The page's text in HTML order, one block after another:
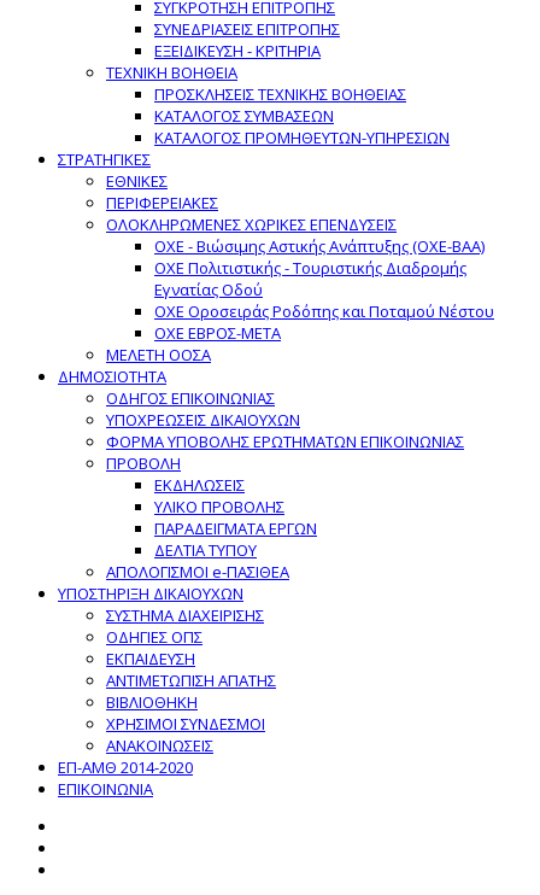
ΣΥΓΚΡΟΤΗΣΗ ΕΠΙΤΡΟΠΗΣ
ΣΥΝΕΔΡΙΑΣΕΙΣ ΕΠΙΤΡΟΠΗΣ
ΕΞΕΙΔΙΚΕΥΣΗ - ΚΡΙΤΗΡΙΑ
ΤΕΧΝΙΚΗ ΒΟΗΘΕΙΑ
ΠΡΟΣΚΛΗΣΕΙΣ ΤΕΧΝΙΚΗΣ ΒΟΗΘΕΙΑΣ
ΚΑΤΑΛΟΓΟΣ ΣΥΜΒΑΣΕΩΝ
ΚΑΤΑΛΟΓΟΣ ΠΡΟΜΗΘΕΥΤΩΝ-ΥΠΗΡΕΣΙΩΝ
ΣΤΡΑΤΗΓΙΚΕΣ
ΕΘΝΙΚΕΣ
ΠΕΡΙΦΕΡΕΙΑΚΕΣ
ΟΛΟΚΛΗΡΩΜΕΝΕΣ ΧΩΡΙΚΕΣ ΕΠΕΝΔΥΣΕΙΣ
ΟΧΕ - Βιώσιμης Αστικής Ανάπτυξης (ΟΧΕ-ΒΑΑ)
ΟΧΕ Πολιτιστικής - Τουριστικής Διαδρομής
Εγνατίας Οδού
ΟΧΕ Οροσειράς Ροδόπης και Ποταμού Νέστου
ΟΧΕ ΕΒΡΟΣ-ΜΕΤΑ
ΜΕΛΕΤΗ ΟΟΣΑ
ΔΗΜΟΣΙΟΤΗΤΑ
ΟΔΗΓΟΣ ΕΠΙΚΟΙΝΩΝΙΑΣ
ΥΠΟΧΡΕΩΣΕΙΣ ΔΙΚΑΙΟΥΧΩΝ
ΦΟΡΜΑ ΥΠΟΒΟΛΗΣ ΕΡΩΤΗΜΑΤΩΝ ΕΠΙΚΟΙΝΩΝΙΑΣ
ΠΡΟΒΟΛΗ
ΕΚΔΗΛΩΣΕΙΣ
ΥΛΙΚΟ ΠΡΟΒΟΛΗΣ
ΠΑΡΑΔΕΙΓΜΑΤΑ ΕΡΓΩΝ
ΔΕΛΤΙΑ ΤΥΠΟΥ
ΑΠΟΛΟΓΙΣΜΟΙ e-ΠΑΣΙΘΕΑ
ΥΠΟΣΤΗΡΙΞΗ ΔΙΚΑΙΟΥΧΩΝ
ΣΥΣΤΗΜΑ ΔΙΑΧΕΙΡΙΣΗΣ
ΟΔΗΓΙΕΣ ΟΠΣ
ΕΚΠΑΙΔΕΥΣΗ
ΑΝΤΙΜΕΤΩΠΙΣΗ ΑΠΑΤΗΣ
ΒΙΒΛΙΟΘΗΚΗ
ΧΡΗΣΙΜΟΙ ΣΥΝΔΕΣΜΟΙ
ΑΝΑΚΟΙΝΩΣΕΙΣ
ΕΠ-ΑΜΘ 2014-2020
ΕΠΙΚΟΙΝΩΝΙΑ